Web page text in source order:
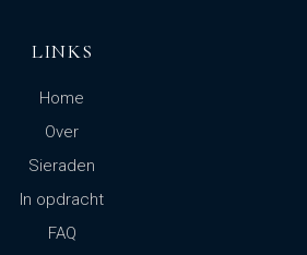
LINKS
Home
Over
Sieraden
In opdracht
FAQ